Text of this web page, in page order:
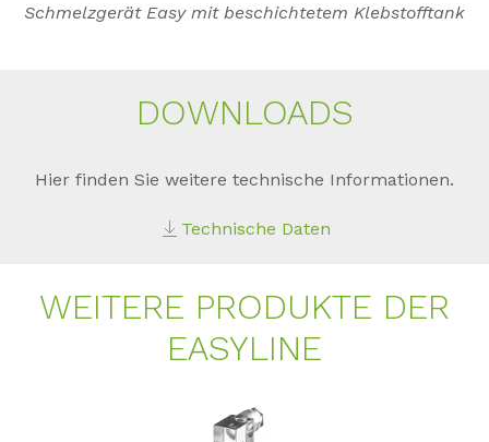
Schmelzgerät Easy mit beschichtetem Klebstofftank
DOWN­LOADS
Hier finden Sie weitere technische Informationen.
Technische Daten
WEI­TE­RE PRO­DUK­TE DER
EASY­LINE